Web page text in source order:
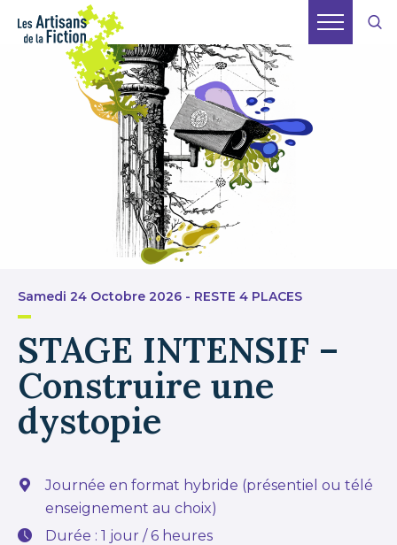
Samedi 24 Octobre 2026 - RESTE 4 PLACES
STAGE INTENSIF –
Construire une
dystopie
Journée en format hybride (présentiel ou télé
enseignement au choix)
Durée : 1 jour / 6 heures